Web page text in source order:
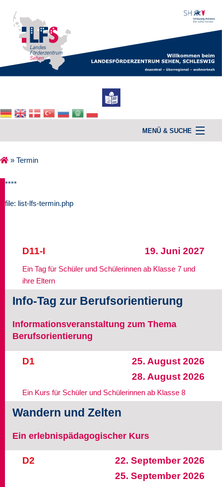
MENÜ & SUCHE
Kontakt
» Termin
****
file: list-lfs-termin.php
19. Juni 2027
D11-I
Ein Tag für Schüler und Schülerinnen ab Klasse 7 und
ihre Eltern
Info-Tag zur Berufsorientierung
Informationsveranstaltung zum Thema
Berufsorientierung
25. August 2026
28. August 2026
D1
Ein Kurs für Schüler und Schülerinnen ab Klasse 8
Wandern und Zelten
Ein erlebnispädagogischer Kurs
22. September 2026
25. September 2026
D2